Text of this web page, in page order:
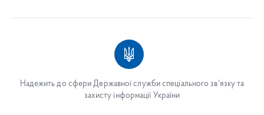
Надежить до сфери Державної служби спеціального зв'язку та
захисту інформації України